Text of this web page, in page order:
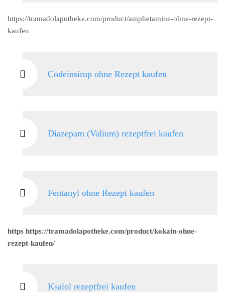
https://tramadolapotheke.com/product/amphetamine-ohne-rezept-
kaufen
Codeinsirup ohne Rezept kaufen
Diazepam (Valium) rezeptfrei kaufen
Fentanyl ohne Rezept kaufen
https https://tramadolapotheke.com/product/kokain-ohne-
rezept-kaufen/
Ksalol rezeptfrei kaufen